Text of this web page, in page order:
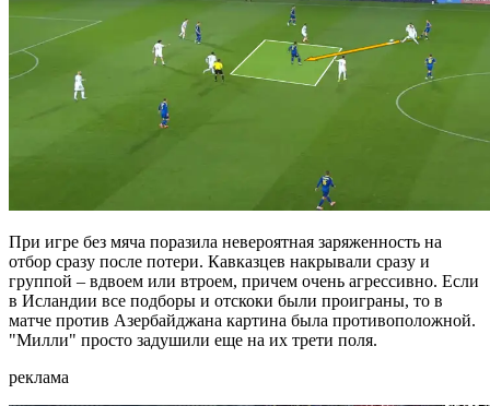
При игре без мяча поразила невероятная заряженность на
отбор сразу после потери. Кавказцев накрывали сразу и
группой – вдвоем или втроем, причем очень агрессивно. Если
в Исландии все подборы и отскоки были проиграны, то в
матче против Азербайджана картина была противоположной.
"Милли" просто задушили еще на их трети поля.
реклама